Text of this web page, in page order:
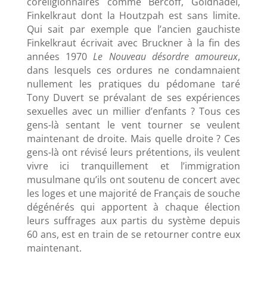
Finkelkraut dont la Houtzpah est sans limite.
Qui sait par exemple que l’ancien gauchiste
Finkelkraut écrivait avec Bruckner à la fin des
années 1970Le Nouveau désordre amoureux,
dans lesquels ces ordures ne condamnaient
nullement les pratiques du pédomane taré
Tony Duvert se prévalant de ses expériences
sexuelles avec un millier d’enfants ? Tous ces
gens-là sentant le vent tourner se veulent
maintenant de droite. Mais quelle droite ? Ces
gens-là ont révisé leurs prétentions, ils veulent
vivre ici tranquillement et l’immigration
musulmane qu’ils ont soutenu de concert avec
les loges et une majorité de Français de souche
dégénérés qui apportent à chaque élection
leurs suffrages aux partis du système depuis
60 ans, est en train de se retourner contre eux
maintenant.